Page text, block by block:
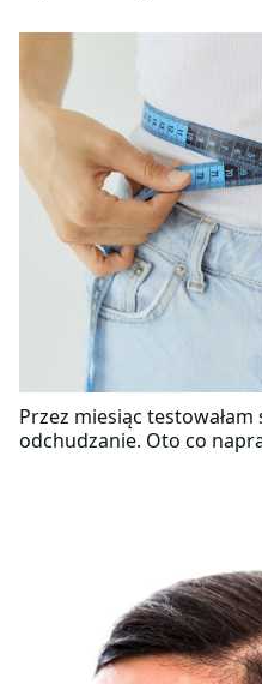
Przez miesiąc
odchudzanie. Oto co